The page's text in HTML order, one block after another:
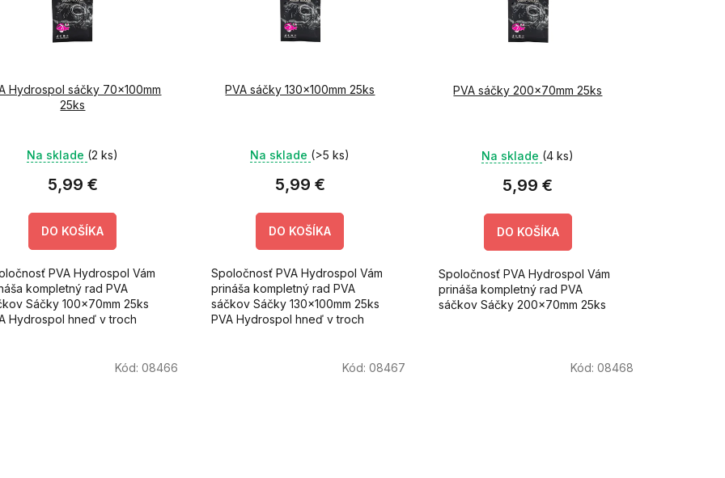
Hydrospol sáčky 70x100mm
25ks
Na sklade (2 ks)
5,99 €
DO KOŠÍKA
PVA Hydrospol Vám
kompletný rad PVA
Sáčky 100x70mm 25ks
Hydrospol hneď v troch
PVA sáčky 130x100mm 25ks
Na sklade (>5 ks)
5,99 €
DO KOŠÍKA
Spoločnosť PVA Hydrospol Vám
prináša kompletný rad PVA
sáčkov Sáčky 130x100mm 25ks
PVA Hydrospol hneď v troch
PVA sáčky 200x70mm 25ks
Na sklade (4 ks)
5,99 €
DO KOŠÍKA
Spoločnosť PVA Hydrospol Vám
prináša kompletný rad PVA
sáčkov Sáčky 200x70mm 25ks
Kód: 08466 Kód: 08467 Kód: 08468